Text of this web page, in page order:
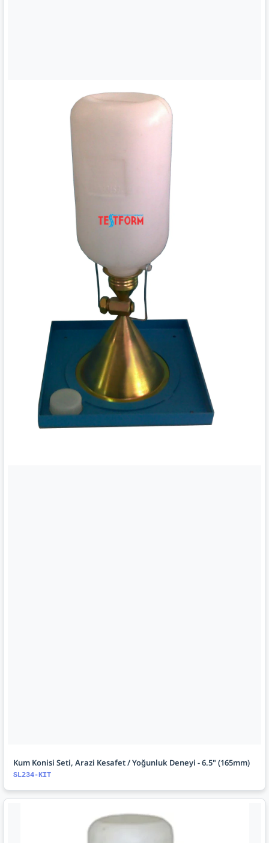
Kum Konisi Seti, Arazi Kesafet / Yoğunluk Deneyi - 6.5" (165mm)
SL234-KIT